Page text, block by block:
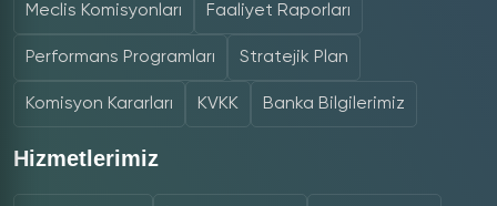
Meclis Komisyonları Faaliyet Raporları
Performans Programları Stratejik Plan
Komisyon Kararları KVKK Banka Bilgilerimiz
Hizmetlerimiz